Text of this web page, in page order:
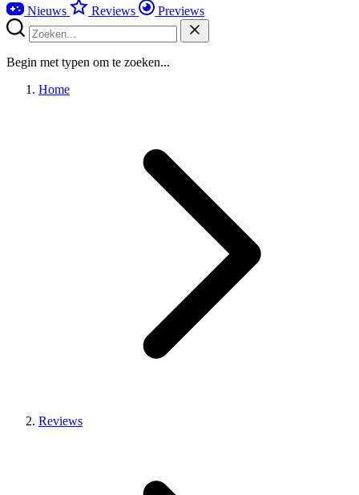
Nieuws
Reviews Previews
Begin met typen om te zoeken...
Home
Reviews